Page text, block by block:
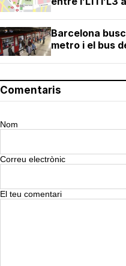
Barcelona
metro i el bus
Comentaris
Nom
Correu electrònic
El teu comentari